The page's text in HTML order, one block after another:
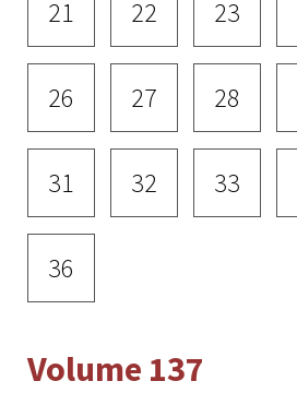
21 22 23
26 27 28
31 32 33
36
Volume 137